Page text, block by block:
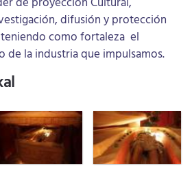
difusión y protección
como fortaleza el
de la industria que impulsamos.